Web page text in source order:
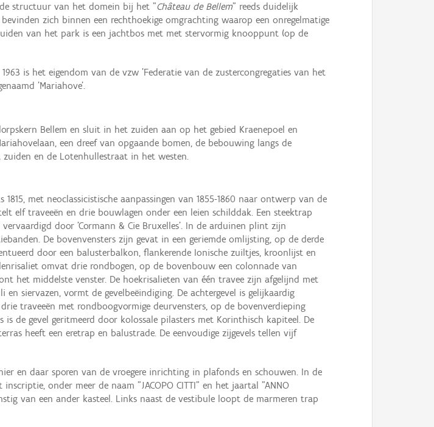
de structuur van het domein bij het "Château de Bellem" reeds duidelijk
zich binnen een rechthoekige omgrachting waarop een onregelmatige
van het park is een jachtbos met met stervormig knooppunt (op de
is het eigendom van de vzw 'Federatie van de zustercongregaties van het
'Mariahove'.
Bellem en sluit in het zuiden aan op het gebied Kraenepoel en
een dreef van opgaande bomen, de bebouwing langs de
en de Lotenhullestraat in het westen.
met neoclassicistische aanpassingen van 1855-1860 naar ontwerp van de
elf traveeën en drie bouwlagen onder een leien schilddak. Een steektrap
door 'Cormann & Cie Bruxelles'. In de arduinen plint zijn
De bovenvensters zijn gevat in een geriemde omlijsting, op de derde
door een balusterbalkon, flankerende Ionische zuiltjes, kroonlijst en
omvat drie rondbogen, op de bovenbouw een colonnade van
het middelste venster. De hoekrisalieten van één travee zijn afgelijnd met
siervazen, vormt de gevelbeëindiging. De achtergevel is gelijkaardig
traveeën met rondboogvormige deurvensters, op de bovenverdieping
de gevel geritmeerd door kolossale pilasters met Korinthisch kapiteel. De
heeft een eretrap en balustrade. De eenvoudige zijgevels tellen vijf
en daar sporen van de vroegere inrichting in plafonds en schouwen. In de
onder meer de naam "JACOPO CITTI" en het jaartal "ANNO
van een ander kasteel. Links naast de vestibule loopt de marmeren trap